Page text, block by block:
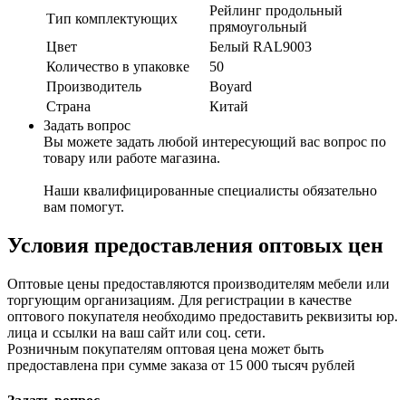
Тип комплектующих
Рейлинг продольный
прямоугольный
Цвет
Белый RAL9003
Количество в упаковке
50
Производитель
Boyard
Страна
Китай
Задать вопрос
Вы можете задать любой интересующий вас вопрос по
товару или работе магазина.
Наши квалифицированные специалисты обязательно
вам помогут.
Условия предоставления оптовых цен
Оптовые цены предоставляются производителям мебели или
торгующим организациям. Для регистрации в качестве
оптового покупателя необходимо предоставить реквизиты юр.
лица и ссылки на ваш сайт или соц. сети.
Розничным покупателям оптовая цена может быть
предоставлена при сумме заказа от 15 000 тысяч рублей